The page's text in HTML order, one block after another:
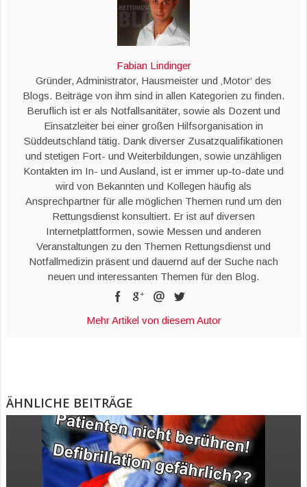
Fabian Lindinger
Gründer, Administrator, Hausmeister und ‚Motor‘ des
Blogs. Beiträge von ihm sind in allen Kategorien zu finden.
Beruflich ist er als Notfallsanitäter, sowie als Dozent und
Einsatzleiter bei einer großen Hilfsorganisation in
Süddeutschland tätig. Dank diverser Zusatzqualifikationen
und stetigen Fort- und Weiterbildungen, sowie unzähligen
Kontakten im In- und Ausland, ist er immer up-to-date und
wird von Bekannten und Kollegen häufig als
Ansprechpartner für alle möglichen Themen rund um den
Rettungsdienst konsultiert. Er ist auf diversen
Internetplattformen, sowie Messen und anderen
Veranstaltungen zu den Themen Rettungsdienst und
Notfallmedizin präsent und dauernd auf der Suche nach
neuen und interessanten Themen für den Blog.
Mehr Artikel von diesem Autor
ÄHNLICHE BEITRÄGE